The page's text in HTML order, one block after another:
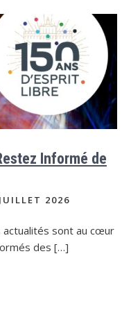
Informé de
2026
actualités sont au cœur
des […]